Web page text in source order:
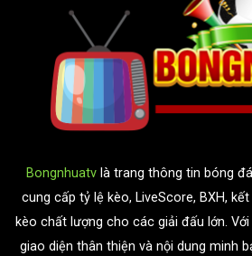
Bongnhuatv là trang thông tin bóng
cung cấp tỷ lệ kèo, LiveScore, BXH,
kèo chất lượng cho các giải đấu lớn.
giao diện thân thiện và nội dung minh